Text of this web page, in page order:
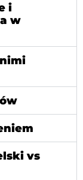
i
w
vs